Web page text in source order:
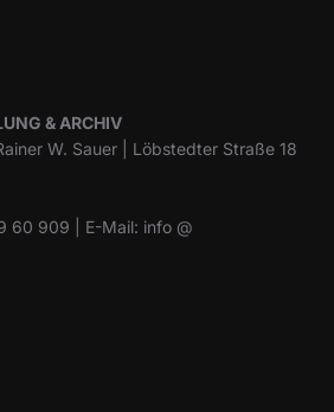
& ARCHIV
W. Sauer | Löbstedter Straße 18
60 909 | E-Mail: info @